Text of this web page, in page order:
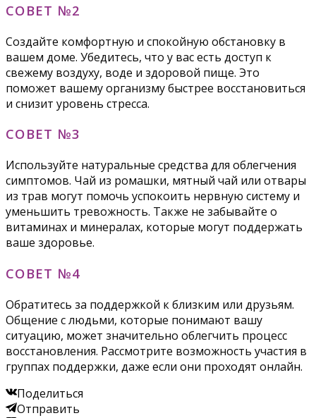
СОВЕТ №2
Создайте комфортную и спокойную обстановку в
вашем доме. Убедитесь, что у вас есть доступ к
свежему воздуху, воде и здоровой пище. Это
поможет вашему организму быстрее восстановиться
и снизит уровень стресса.
СОВЕТ №3
Используйте натуральные средства для облегчения
симптомов. Чай из ромашки, мятный чай или отвары
из трав могут помочь успокоить нервную систему и
уменьшить тревожность. Также не забывайте о
витаминах и минералах, которые могут поддержать
ваше здоровье.
СОВЕТ №4
Обратитесь за поддержкой к близким или друзьям.
Общение с людьми, которые понимают вашу
ситуацию, может значительно облегчить процесс
восстановления. Рассмотрите возможность участия в
группах поддержки, даже если они проходят онлайн.
Поделиться
Отправить